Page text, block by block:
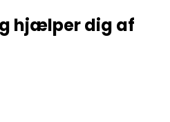
hjælper dig af